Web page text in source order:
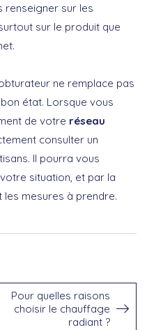
renseigner sur les
sur le produit que
ne remplace pas
état. Lorsque vous
de votre réseau
consulter un
Il pourra vous
situation, et par la
mesures à prendre.
Pour quelles raisons
choisir le chauffage
radiant ?